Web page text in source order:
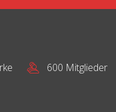
600 Mitglieder